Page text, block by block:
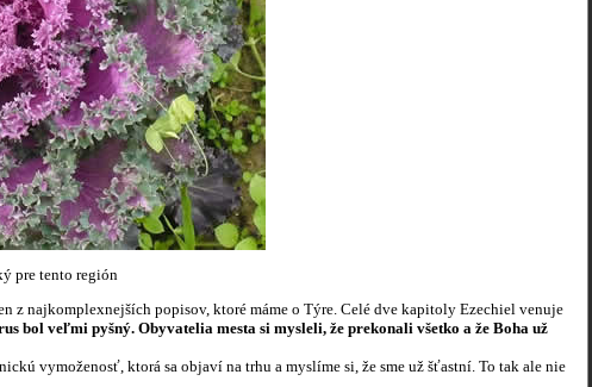
pre tento región
z najkomplexnejších popisov, ktoré máme o Týre. Celé dve kapitoly Ezechiel venuje
bol veľmi pyšný. Obyvatelia mesta si mysleli, že prekonali všetko a že Boha už
vymoženosť, ktorá sa objaví na trhu a myslíme si, že sme už šťastní. To tak ale nie